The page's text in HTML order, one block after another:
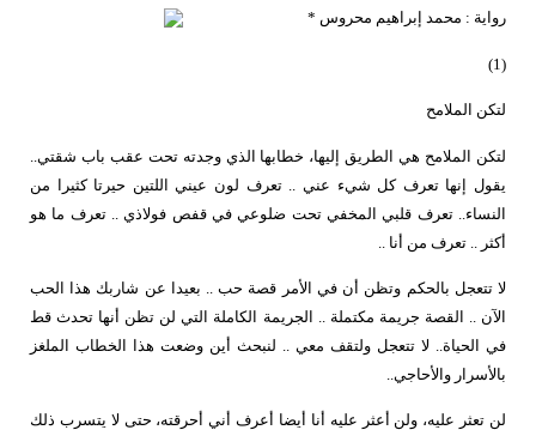
رواية : محمد إبراهيم محروس *
(1)
لتكن الملامح
لتكن الملامح هي الطريق إليها، خطابها الذي وجدته تحت عقب باب شقتي..
يقول إنها تعرف كل شيء عني .. تعرف لون عيني اللتين حيرتا كثيرا من
النساء.. تعرف قلبي المخفي تحت ضلوعي في قفص فولاذي .. تعرف ما هو
أكثر .. تعرف من أنا ..
لا تتعجل بالحكم وتظن أن في الأمر قصة حب .. بعيدا عن شاربك هذا الحب
الآن .. القصة جريمة مكتملة .. الجريمة الكاملة التي لن تظن أنها تحدث قط
في الحياة.. لا تتعجل ولتقف معي .. لنبحث أين وضعت هذا الخطاب الملغز
بالأسرار والأحاجي..
لن تعثر عليه، ولن أعثر عليه أنا أيضا أعرف أني أحرقته، حتى لا يتسرب ذلك